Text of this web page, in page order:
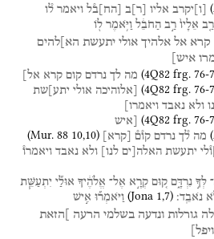
( ו יקרב אליו ר ב הח ב֯ל ויאמר ל֯ו
אֵלָיו֙ רַ֣ב הַחֹבֵ֔ל וַיֹּ֥אמֶר ל֖וֹ
קרא אל אלהיך אולי יתעשת הא]להים
איש]
(4Q82 frg. 76- מה לך נרדם קום קרא אל]
(4Q82 frg. 76- [אלוהיכה אולי יתע]שת
ולא נאבד ויאמרו]
(4Q82 frg. 76- [איש
( מה ל֯ך נרדם קו֯ם֯ קרא (Mur. 88 10,10)
ו֯לי יתעשת האלה[ים לנו] ולא נאבד ויאמרו֯
לְּךָ֣ נִרְדָּ֑ם ק֚וּם קְרָ֣א אֶל־ אֱלֹהֶ֔יךָ אוּלַ֞י יִתְעַשֵּׁ֧ת
נֹאבֵֽד׃ (Jona 1,7) וַיֹּאמְר֞וּ אִ֣ישׁ
גורלות ונדעה בשלמי הרעה
]הזאת
ויפל]